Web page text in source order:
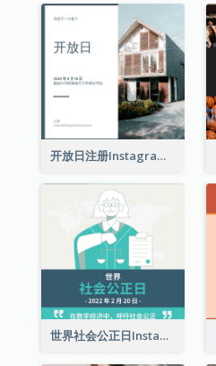
开放日注册Instagram帖子
世界社会公正日Instagram帖子